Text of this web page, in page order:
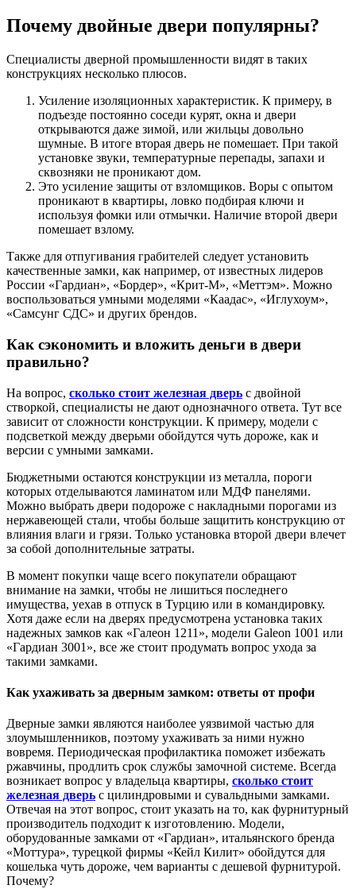
Почему двойные двери популярны?
Специалисты дверной промышленности видят в таких
конструкциях несколько плюсов.
Усиление изоляционных характеристик. К примеру, в
подъезде постоянно соседи курят, окна и двери
открываются даже зимой, или жильцы довольно
шумные. В итоге вторая дверь не помешает. При такой
установке звуки, температурные перепады, запахи и
сквозняки не проникают дом.
Это усиление защиты от взломщиков. Воры с опытом
проникают в квартиры, ловко подбирая ключи и
используя фомки или отмычки. Наличие второй двери
помешает взлому.
Также для отпугивания грабителей следует установить
качественные замки, как например, от известных лидеров
России «Гардиан», «Бордер», «Крит-М», «Меттэм». Можно
воспользоваться умными моделями «Каадас», «Иглухоум»,
«Самсунг СДС» и других брендов.
Как сэкономить и вложить деньги в двери
правильно?
На вопрос, сколько стоит железная дверь с двойной
створкой, специалисты не дают однозначного ответа. Тут все
зависит от сложности конструкции. К примеру, модели с
подсветкой между дверьми обойдутся чуть дороже, как и
версии с умными замками.
Бюджетными остаются конструкции из металла, пороги
которых отделываются ламинатом или МДФ панелями.
Можно выбрать двери подороже с накладными порогами из
нержавеющей стали, чтобы больше защитить конструкцию от
влияния влаги и грязи. Только установка второй двери влечет
за собой дополнительные затраты.
В момент покупки чаще всего покупатели обращают
внимание на замки, чтобы не лишиться последнего
имущества, уехав в отпуск в Турцию или в командировку.
Хотя даже если на дверях предусмотрена установка таких
надежных замков как «Галеон 1211», модели Galeon 1001 или
«Гардиан 3001», все же стоит продумать вопрос ухода за
такими замками.
Как ухаживать за дверным замком: ответы от профи
Дверные замки являются наиболее уязвимой частью для
злоумышленников, поэтому ухаживать за ними нужно
вовремя. Периодическая профилактика поможет избежать
ржавчины, продлить срок службы замочной системе. Всегда
возникает вопрос у владельца квартиры, сколько стоит
железная дверь с цилиндровыми и сувальдными замками.
Отвечая на этот вопрос, стоит указать на то, как фурнитурный
производитель подходит к изготовлению. Модели,
оборудованные замками от «Гардиан», итальянского бренда
«Моттура», турецкой фирмы «Кейл Килит» обойдутся для
кошелька чуть дороже, чем варианты с дешевой фурнитурой.
Почему?